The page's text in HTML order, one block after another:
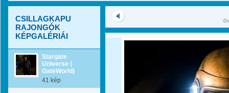
CSILLAGKAPU
RAJONGÓK
KÉPGALÉRIÁI
Stargate
Universe (
GateWorld)
41 kép